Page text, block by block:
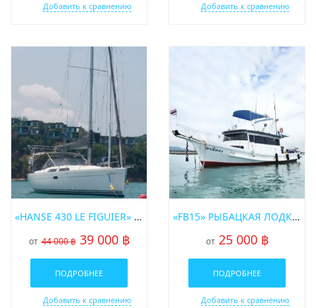
Добавить к сравнению Добавить к сравнению
«HANSE 430 LE FIGUIER» АРЕНДА ПАРУСНОЙ ЯХТЫ НА ПХУКЕТЕ
от 44 000 ฿ 39 000 ฿
ПОДРОБНЕЕ
Добавить к сравнению
«FB15» РЫБАЦКАЯ ЛОДКА В АРЕНДУ НА ПХУКЕТЕ
от 25 000 ฿
ПОДРОБНЕЕ
Добавить к сравнению